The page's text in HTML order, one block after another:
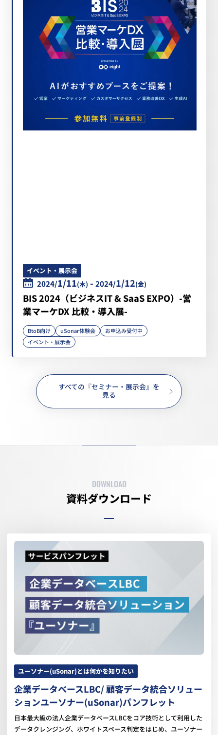
イベント・展示会
2024/1/11(木) - 2024/1/12(金)
BIS 2024（ビジネスIT & SaaS EXPO）-営
業マーケDX 比較・導入展-
BtoB向け uSonar体験会
お申込み受付中
イベント・展示会
すべての『セミナー・展示会』を
見る
DOWNLOAD
資料ダウンロード
ユーソナー(uSonar)とは何かを知りたい
企業データベースLBC/ 顧客データ統合ソリュー
ションユーソナー(uSonar)パンフレット
日本最大級の法人企業データベースLBCをコア技術として利用した
データクレンジング、ホワイトスペース判定をはじめ、ユーソナー